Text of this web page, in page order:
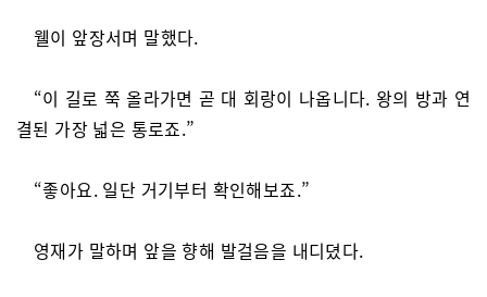
웰이 앞장서며 말했다.
“이 길로 쭉 올라가면 곧 대 회랑이 나옵니다. 왕의 방과 연
결된 가장 넓은 통로죠.”
“좋아요. 일단 거기부터 확인해보죠.”
영재가 말하며 앞을 향해 발걸음을 내디뎠다.